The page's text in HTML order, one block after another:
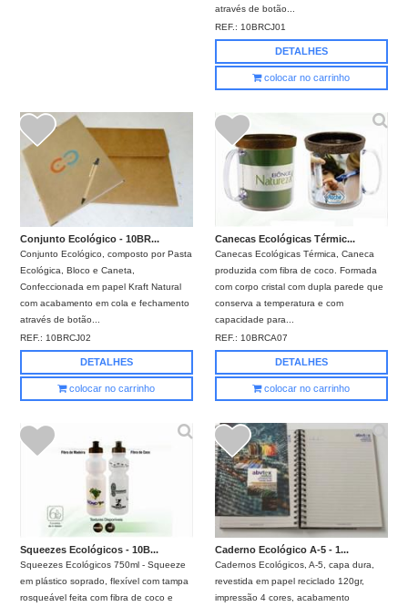
através de botão...
REF.: 10BRCJ01
DETALHES
colocar no carrinho
Conjunto Ecológico - 10BR...
Conjunto Ecológico, composto por Pasta
Ecológica, Bloco e Caneta,
Confeccionada em papel Kraft Natural
com acabamento em cola e fechamento
através de botão...
REF.: 10BRCJ02
DETALHES
colocar no carrinho
Canecas Ecológicas Térmic...
Canecas Ecológicas Térmica, Caneca
produzida com fibra de coco. Formada
com corpo cristal com dupla parede que
conserva a temperatura e com
capacidade para...
REF.: 10BRCA07
DETALHES
colocar no carrinho
Squeezes Ecológicos - 10B...
Squeezes Ecológicos 750ml - Squeeze
em plástico soprado, flexível com tampa
rosqueável feita com fibra de coco e
Caderno Ecológico A-5 - 1...
Cadernos Ecológicos, A-5, capa dura,
revestida em papel reciclado 120gr,
impressão 4 cores, acabamento